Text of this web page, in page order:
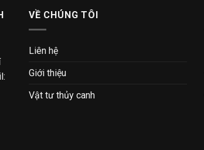
VỀ CHÚNG TÔI
Liên hệ
Giới thiệu
Vật tư thủy canh